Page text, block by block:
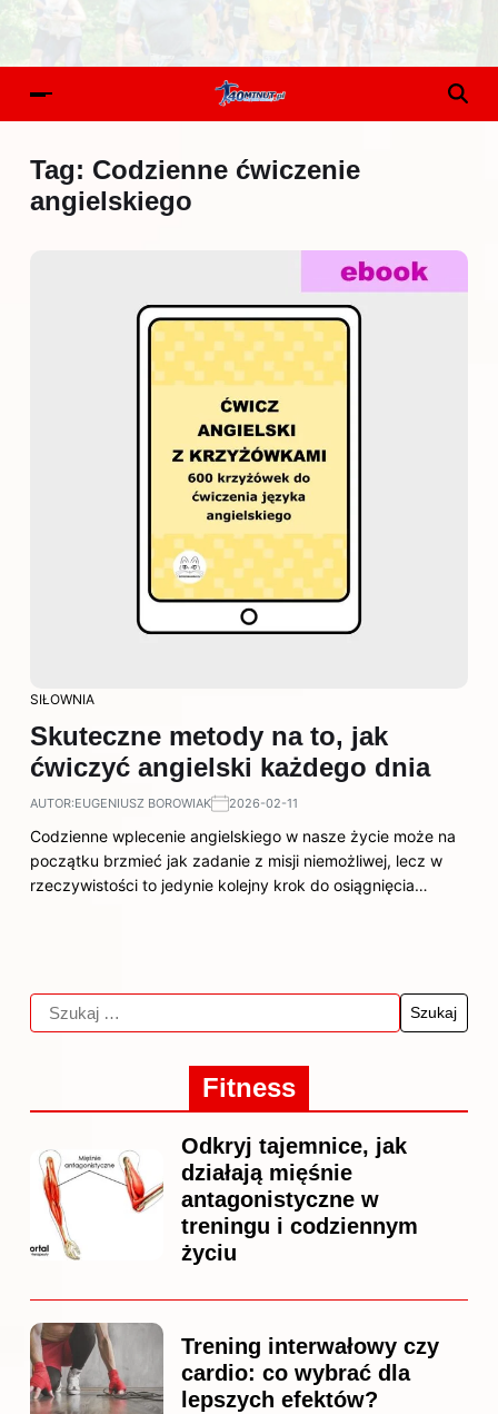
Tag: Codzienne ćwiczenie
angielskiego
SIŁOWNIA
Skuteczne metody na to, jak
ćwiczyć angielski każdego dnia
AUTOR:EUGENIUSZ BOROWIAK 2026-02-11
Codzienne wplecenie angielskiego w nasze życie może na
początku brzmieć jak zadanie z misji niemożliwej, lecz w
rzeczywistości to jedynie kolejny krok do osiągnięcia…
Fitness
Odkryj tajemnice, jak
działają mięśnie
antagonistyczne w
treningu i codziennym
życiu
Trening interwałowy czy
cardio: co wybrać dla
lepszych efektów?